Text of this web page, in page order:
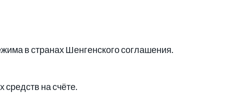
в странах Шенгенского соглашения.
на счёте.